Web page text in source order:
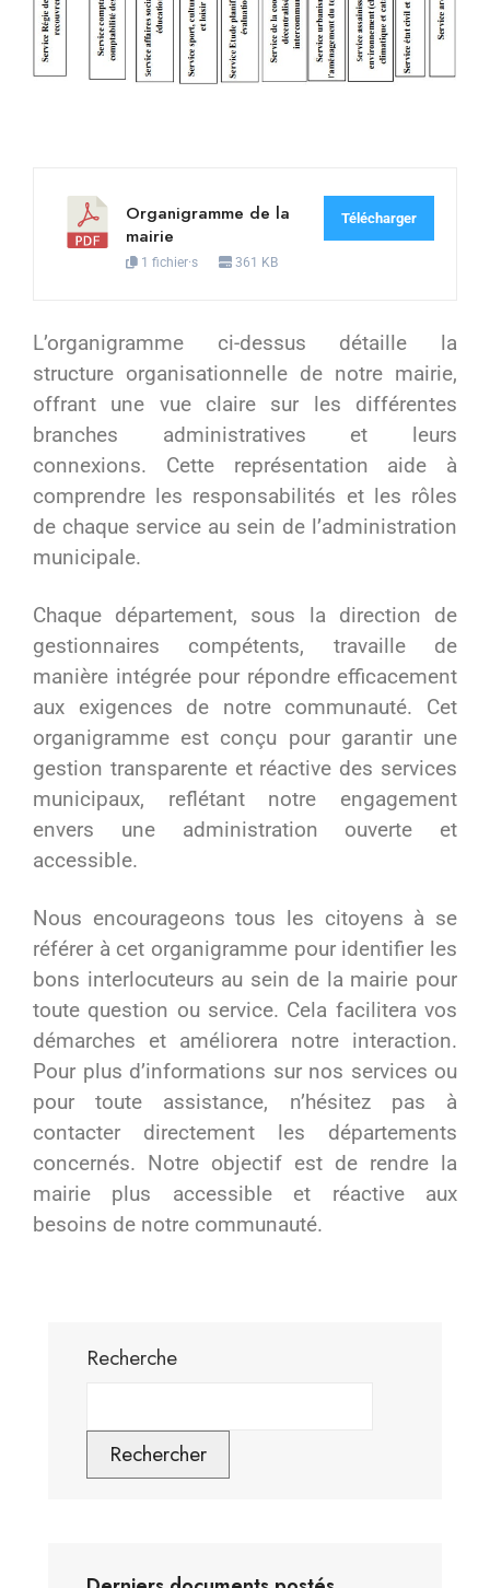
Organigramme de la
mairie
1 fichier·s 361 KB
Télécharger
L’organigramme ci-dessus détaille la
structure organisationnelle de notre mairie,
offrant une vue claire sur les différentes
branches administratives et leurs
connexions. Cette représentation aide à
comprendre les responsabilités et les rôles
de chaque service au sein de l’administration
municipale.
Chaque département, sous la direction de
gestionnaires compétents, travaille de
manière intégrée pour répondre efficacement
aux exigences de notre communauté. Cet
organigramme est conçu pour garantir une
gestion transparente et réactive des services
municipaux, reflétant notre engagement
envers une administration ouverte et
accessible.
Nous encourageons tous les citoyens à se
référer à cet organigramme pour identifier les
bons interlocuteurs au sein de la mairie pour
toute question ou service. Cela facilitera vos
démarches et améliorera notre interaction.
Pour plus d’informations sur nos services ou
pour toute assistance, n’hésitez pas à
contacter directement les départements
concernés. Notre objectif est de rendre la
mairie plus accessible et réactive aux
besoins de notre communauté.
Recherche
Rechercher